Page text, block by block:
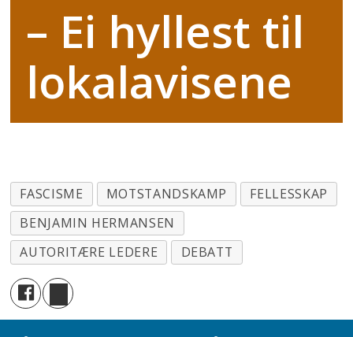
– Ei hyllest til
lokalavisene
FASCISME MOTSTANDSKAMP
FELLESSKAP
BENJAMIN HERMANSEN
AUTORITÆRE LEDERE
DEBATT